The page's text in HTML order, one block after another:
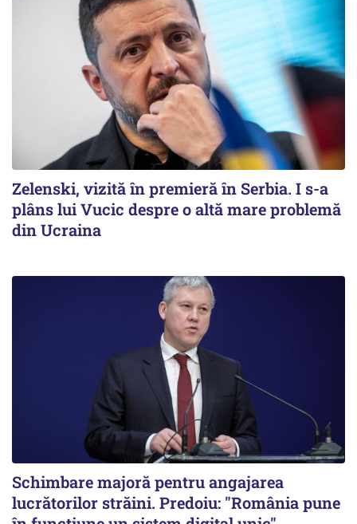
Zelenski, vizită în premieră în Serbia. I s-a
plâns lui Vucic despre o altă mare problemă
din Ucraina
Schimbare majoră pentru angajarea
lucrătorilor străini. Predoiu: "România pune